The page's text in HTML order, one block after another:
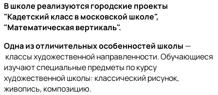
В школе реализуются городские проекты
"Кадетский класс в московской школе",
"Математическая вертикаль".
Одна из отличительных особенностей школы —
классы художественной направленности. Обучающиеся
изучают специальные предметы по курсу
художественной школы: классический рисунок,
живопись, композицию.